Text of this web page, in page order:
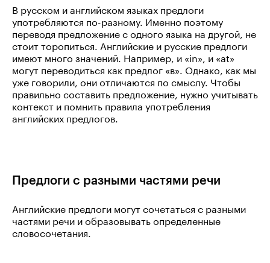
В русском и английском языках предлоги
употребляются по-разному. Именно поэтому
переводя предложение с одного языка на другой, не
стоит торопиться. Английские и русские предлоги
имеют много значений. Например, и «in», и «at»
могут переводиться как предлог «в». Однако, как мы
уже говорили, они отличаются по смыслу. Чтобы
правильно составить предложение, нужно учитывать
контекст и помнить правила употребления
английских предлогов.
Предлоги с разными частями речи
Английские предлоги могут сочетаться с разными
частями речи и образовывать определенные
словосочетания.